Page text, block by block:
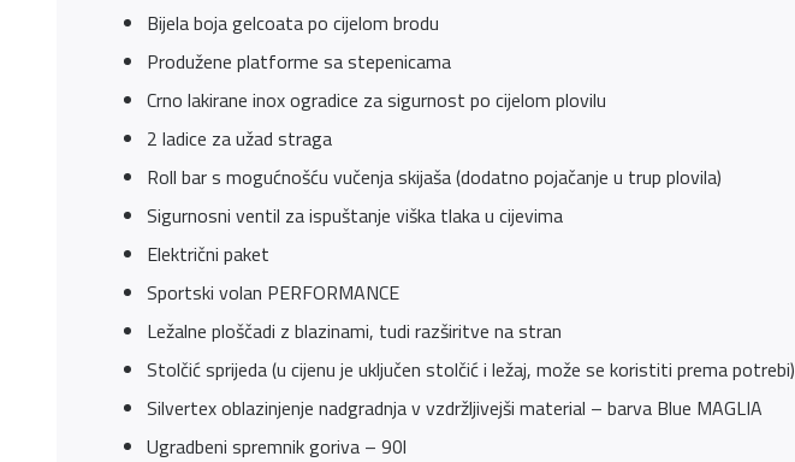
Bijela boja gelcoata po cijelom brodu
Produžene platforme sa stepenicama
Crno lakirane inox ogradice za sigurnost po cijelom plovilu
2 ladice za užad straga
Roll bar s mogućnošću vučenja skijaša (dodatno pojačanje u trup plovila)
Sigurnosni ventil za ispuštanje viška tlaka u cijevima
Električni paket
Sportski volan PERFORMANCE
Ležalne ploščadi z blazinami, tudi razširitve na stran
Stolčić sprijeda (u cijenu je uključen stolčić i ležaj, može se koristiti prema potrebi)
Silvertex oblazinjenje nadgradnja v vzdržljivejši material – barva Blue MAGLIA
Ugradbeni spremnik goriva – 90l